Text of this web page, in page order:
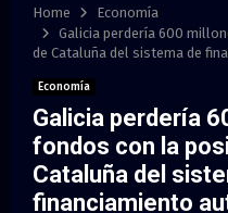
o
M
Home
Economía
Galicia perdería 600
de Cataluña del sistema de
Economía
Galicia perdería
fondos con la
Cataluña del
financiamiento